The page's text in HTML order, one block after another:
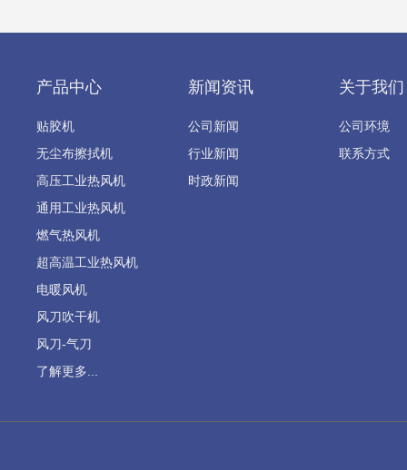
产品中心
贴胶机
无尘布擦拭机
高压工业热风机
通用工业热风机
燃气热风机
超高温工业热风机
电暖风机
风刀吹干机
风刀-气刀
了解更多...
新闻资讯
公司新闻
行业新闻
时政新闻
关于我们
公司环境
联系方式